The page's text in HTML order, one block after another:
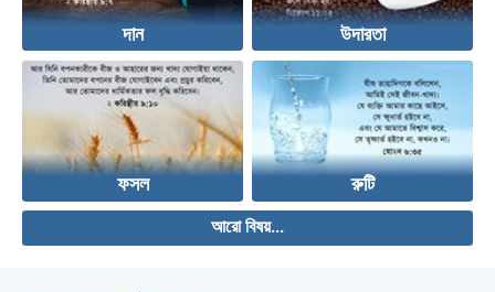
দান উদারতা
ফসল রুটি
আরো বিষয়...